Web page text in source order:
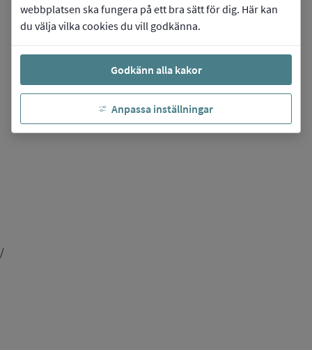
webbplatsen ska fungera på ett bra sätt för dig. Här kan
du välja vilka cookies du vill godkänna.
Godkänn alla kakor
Anpassa inställningar
/